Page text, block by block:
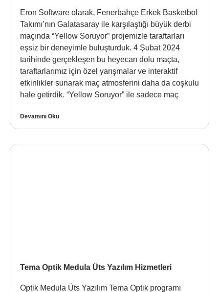
Eron Software olarak, Fenerbahçe Erkek Basketbol
Takımı’nın Galatasaray ile karşılaştığı büyük derbi
maçında “Yellow Soruyor” projemizle taraftarları
eşsiz bir deneyimle buluşturduk. 4 Şubat 2024
tarihinde gerçekleşen bu heyecan dolu maçta,
taraftarlarımız için özel yarışmalar ve interaktif
etkinlikler sunarak maç atmosferini daha da coşkulu
hale getirdik. “Yellow Soruyor” ile sadece maç
Devamını Oku
Tema Optik Medula Üts Yazılım Hizmetleri
Optik Medula Üts Yazılım Tema Optik programı